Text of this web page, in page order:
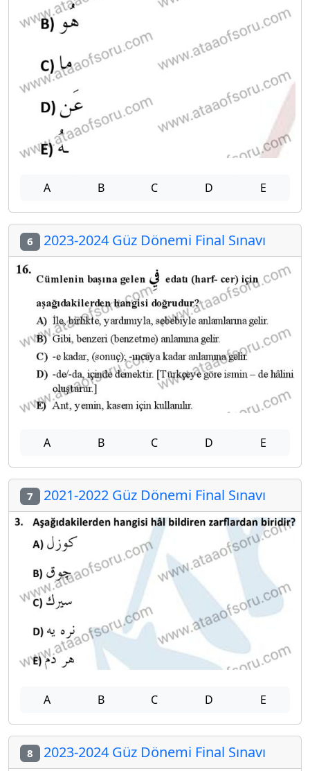
A B C D E
6 2023-2024 Güz Dönemi Final Sınavı
A B C D E
7 2021-2022 Güz Dönemi Final Sınavı
A B C D E
8 2023-2024 Güz Dönemi Final Sınavı